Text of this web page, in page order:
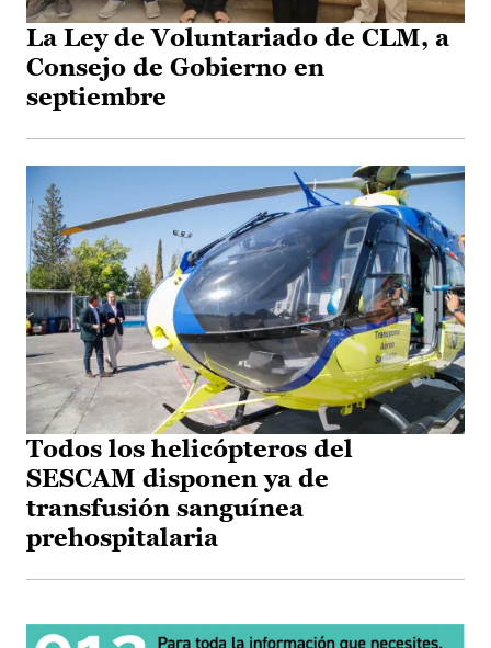
La Ley de Voluntariado de CLM, a
Consejo de Gobierno en
septiembre
Todos los helicópteros del
SESCAM disponen ya de
transfusión sanguínea
prehospitalaria